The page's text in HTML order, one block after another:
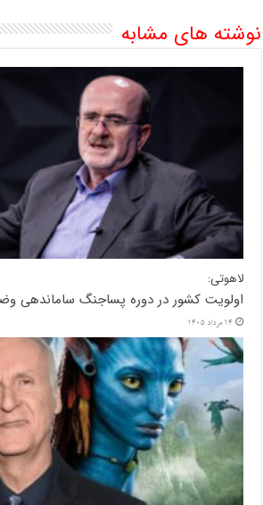
نوشته های مشابه
لاهوتی:
اولویت کشور در دوره پساجنگ ساماندهی
14 مرداد 1405